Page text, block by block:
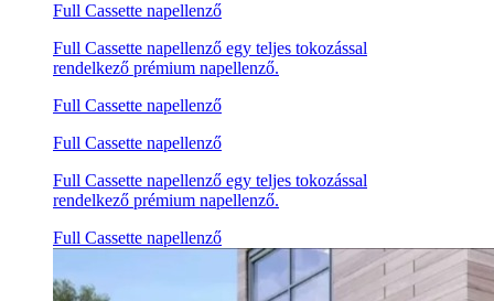
Full Cassette napellenző
Full Cassette napellenző egy teljes tokozással
rendelkező prémium napellenző.
Full Cassette napellenző
Full Cassette napellenző
Full Cassette napellenző egy teljes tokozással
rendelkező prémium napellenző.
Full Cassette napellenző